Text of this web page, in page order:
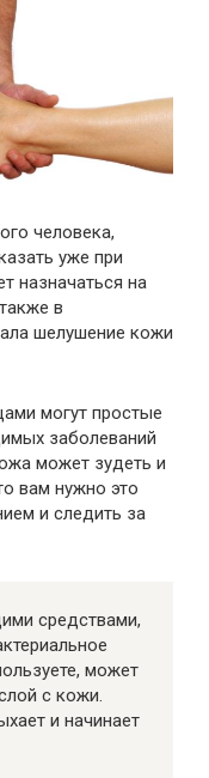
человека,
уже при
назначаться на
в
шелушение кожи
могут простые
заболеваний
может зудеть и
вам нужно это
и следить за
средствами,
может
с кожи.
и начинает